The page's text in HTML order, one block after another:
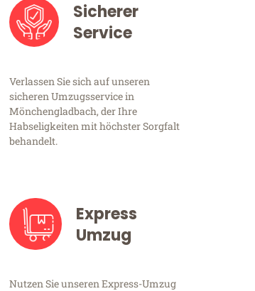
Sicherer
Service
Verlassen Sie sich auf unseren
sicheren Umzugsservice in
Mönchengladbach, der Ihre
Habseligkeiten mit höchster Sorgfalt
behandelt.
Express
Umzug
Nutzen Sie unseren Express-Umzug